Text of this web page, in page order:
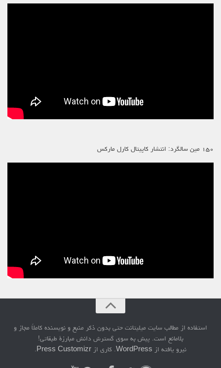
۱۵۰ مین سالگرد: انتشار کاپیتال کارل مارکس
استفاده از مطالب سایت میلیتانت حتی بدون ذکر منبع و نویسنده کاملاً مجاز و
بلامانع است. پیش به سوی گسترش دانش مبارزۀ طبقاتی!
نیرو یافته از WordPress. کاری از Press Customizr
.